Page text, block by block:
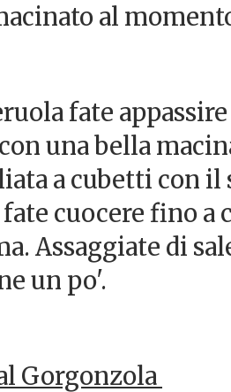
al
fate
una bella
a cubetti con il
cuocere fino a
Assaggiate di
un po'.
Gorgonzola